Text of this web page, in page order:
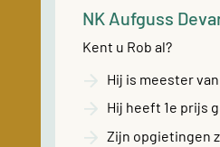
NK Aufguss
Kent u Rob al?
Hij is meester
Hij heeft 1e prijs
Zijn opgietingen